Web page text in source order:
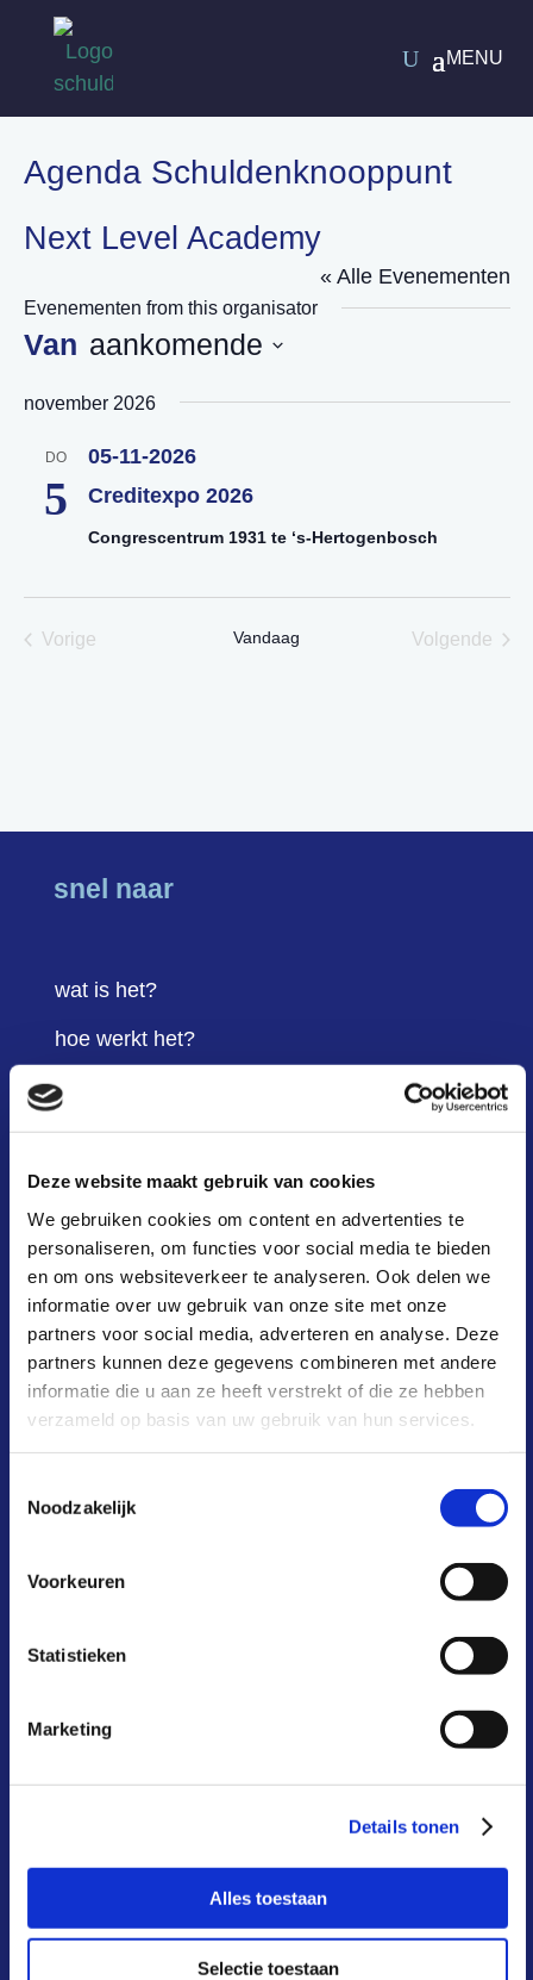
Deze website maakt gebruik van cookies
We gebruiken cookies om content en advertenties te
personaliseren, om functies voor social media te bieden
en om ons websiteverkeer te analyseren. Ook delen we
informatie over uw gebruik van onze site met onze
partners voor social media, adverteren en analyse. Deze
partners kunnen deze gegevens combineren met andere
informatie die u aan ze heeft verstrekt of die ze hebben
verzameld op basis van uw gebruik van hun services.
Noodzakelijk
Voorkeuren
Statistieken
Marketing
Details tonen
Alles toestaan
Selectie toestaan
Agenda Schuldenknooppunt
Next Level Academy
« Alle Evenementen
Evenementen from this organisator
aankomende
een
datum.
november 2026
DO
5 Creditexpo 2026
05-11-2026
Congrescentrum 1931 te ‘s-Hertogenbosch
Vorige
Vandaag
Volgende
snel naar
wat is het?
hoe werkt het?
waarom?
kosten & baten
aansluiten
deelnemers
infoportaal
over ons
actueel
FAQ
schrijf je in voor onze nieuwsbrief